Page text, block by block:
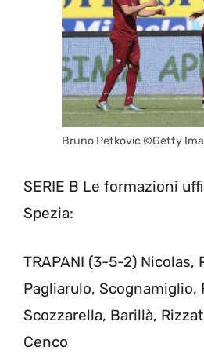
Bruno Petkovic ©Getty
SERIE B Le formazioni
Spezia:
TRAPANI (3-5-2) Nicolas,
Pagliarulo, Scognamiglio,
Scozzarella, Barillà,
Cenco